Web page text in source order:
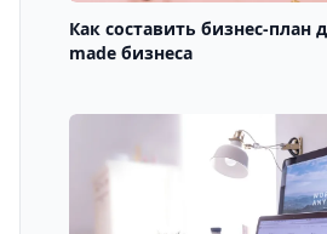
Как составить бизнес-план
made бизнеса